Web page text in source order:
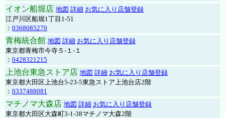
イオン船堀店 地図 詳細 お気に入り店舗登録
江戸川区船堀1丁目1-51
： 0368085270
青梅統合館 地図 詳細 お気に入り店舗登録
東京都青梅市今寺５-１-１
： 0428321215
上池台東急ストア店 地図 詳細 お気に入り店舗登録
東京都大田区上池台5-23-5東急ストア上池台店2階
： 0337488081
マチノマ大森店 地図 詳細 お気に入り店舗登録
東京都大田区大森町3-1-38マチノマ大森2階